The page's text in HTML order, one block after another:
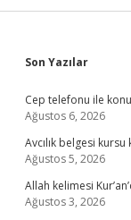
Sidebar
Son Yazılar
Cep telefonu ile
Ağustos 6, 2026
Avcılık belgesi kursu
Ağustos 5, 2026
Allah kelimesi
Ağustos 3, 2026